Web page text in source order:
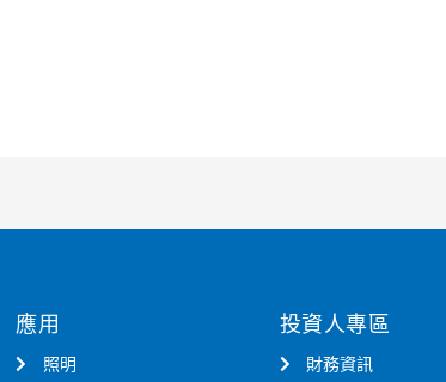
應用
照明
投資人專區
財務資訊